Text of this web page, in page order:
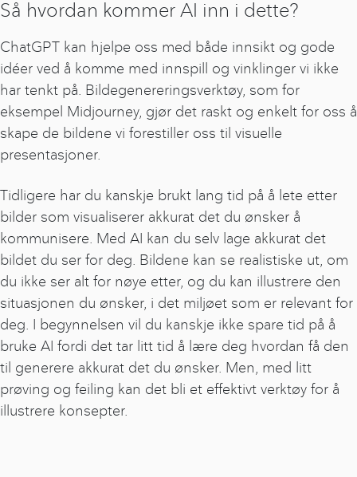
Så hvordan kommer AI inn i dette?
ChatGPT kan hjelpe oss med både innsikt og gode
idéer ved å komme med innspill og vinklinger vi ikke
har tenkt på. Bildegenereringsverktøy, som for
eksempel Midjourney, gjør det raskt og enkelt for oss å
skape de bildene vi forestiller oss til visuelle
presentasjoner.
Tidligere har du kanskje brukt lang tid på å lete etter
bilder som visualiserer akkurat det du ønsker å
kommunisere. Med AI kan du selv lage akkurat det
bildet du ser for deg. Bildene kan se realistiske ut, om
du ikke ser alt for nøye etter, og du kan illustrere den
situasjonen du ønsker, i det miljøet som er relevant for
deg. I begynnelsen vil du kanskje ikke spare tid på å
bruke AI fordi det tar litt tid å lære deg hvordan få den
til generere akkurat det du ønsker. Men, med litt
prøving og feiling kan det bli et effektivt verktøy for å
illustrere konsepter.